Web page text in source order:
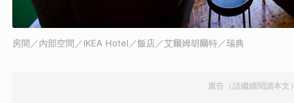
房間／內部空間／IKEA Hotel／飯店／艾爾姆胡爾特／瑞典
廣告（請繼續閱讀本文）